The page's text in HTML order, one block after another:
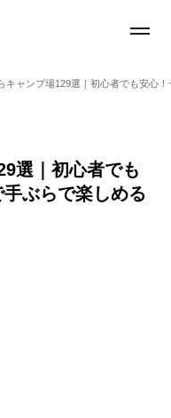
キャンプ場129選｜初心者でも安心
選｜初心者でも
ぶらで楽しめる